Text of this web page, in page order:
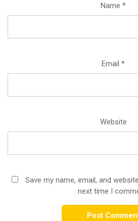
Name *
Email *
Website
Save my name, email, and
next time I